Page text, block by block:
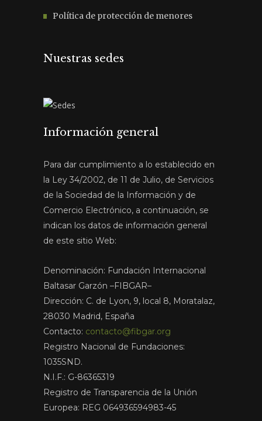
Política de protección de menores
Nuestras sedes
Información general
Para dar cumplimiento a lo establecido en
la Ley 34/2002, de 11 de Julio, de Servicios
de la Sociedad de la Información y de
Comercio Electrónico, a continuación, se
indican los datos de información general
de este sitio Web:
Denominación: Fundación Internacional
Baltasar Garzón –FIBGAR–
Dirección: C. de Lyon, 9, local 8, Moratalaz,
28030 Madrid, España
Contacto: contacto@fibgar.org
Registro Nacional de Fundaciones:
1035SND.
N.I.F.: G-86365319
Registro de Transparencia de la Unión
Europea: REG 064936594983-45